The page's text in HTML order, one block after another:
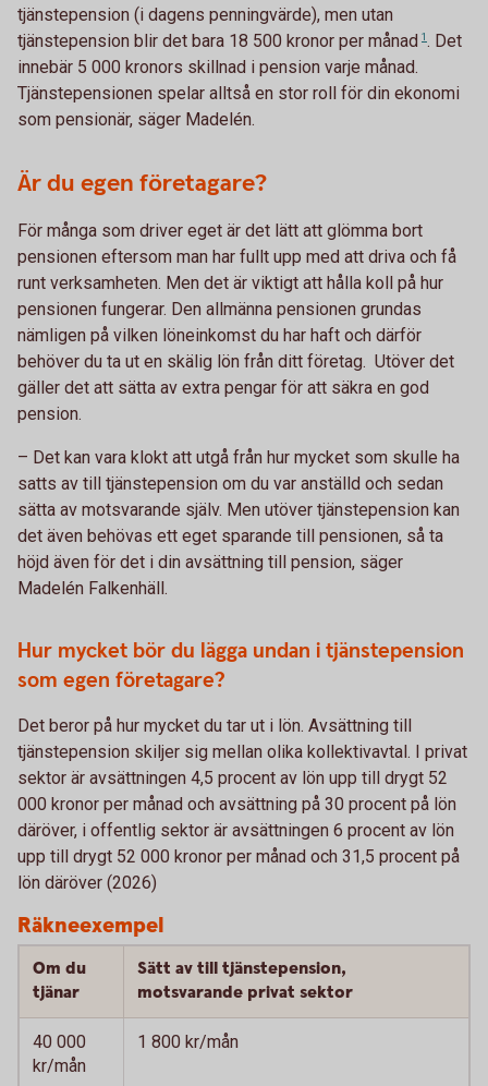
tjänstepension (i dagens penningvärde), men utan
tjänstepension blir det bara 18 500 kronor per månad 1. Det
innebär 5 000 kronors skillnad i pension varje månad.
Tjänstepensionen spelar alltså en stor roll för din ekonomi
som pensionär, säger Madelén.
Är du egen företagare?
För många som driver eget är det lätt att glömma bort
pensionen eftersom man har fullt upp med att driva och få
runt verksamheten. Men det är viktigt att hålla koll på hur
pensionen fungerar. Den allmänna pensionen grundas
nämligen på vilken löneinkomst du har haft och därför
behöver du ta ut en skälig lön från ditt företag. Utöver det
gäller det att sätta av extra pengar för att säkra en god
pension.
– Det kan vara klokt att utgå från hur mycket som skulle ha
satts av till tjänstepension om du var anställd och sedan
sätta av motsvarande själv. Men utöver tjänstepension kan
det även behövas ett eget sparande till pensionen, så ta
höjd även för det i din avsättning till pension, säger
Madelén Falkenhäll.
Hur mycket bör du lägga undan i tjänstepension
som egen företagare?
Det beror på hur mycket du tar ut i lön. Avsättning till
tjänstepension skiljer sig mellan olika kollektivavtal. I privat
sektor är avsättningen 4,5 procent av lön upp till drygt 52
000 kronor per månad och avsättning på 30 procent på lön
däröver, i offentlig sektor är avsättningen 6 procent av lön
upp till drygt 52 000 kronor per månad och 31,5 procent på
lön däröver (2026)
Räkneexempel
Om du
tjänar
Sätt av till tjänstepension,
motsvarande privat sektor
40 000
kr/mån
1 800 kr/mån